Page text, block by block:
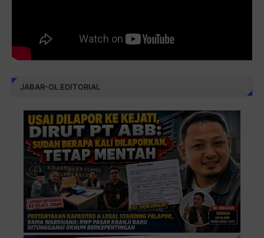
JABAR-OL EDITORIAL